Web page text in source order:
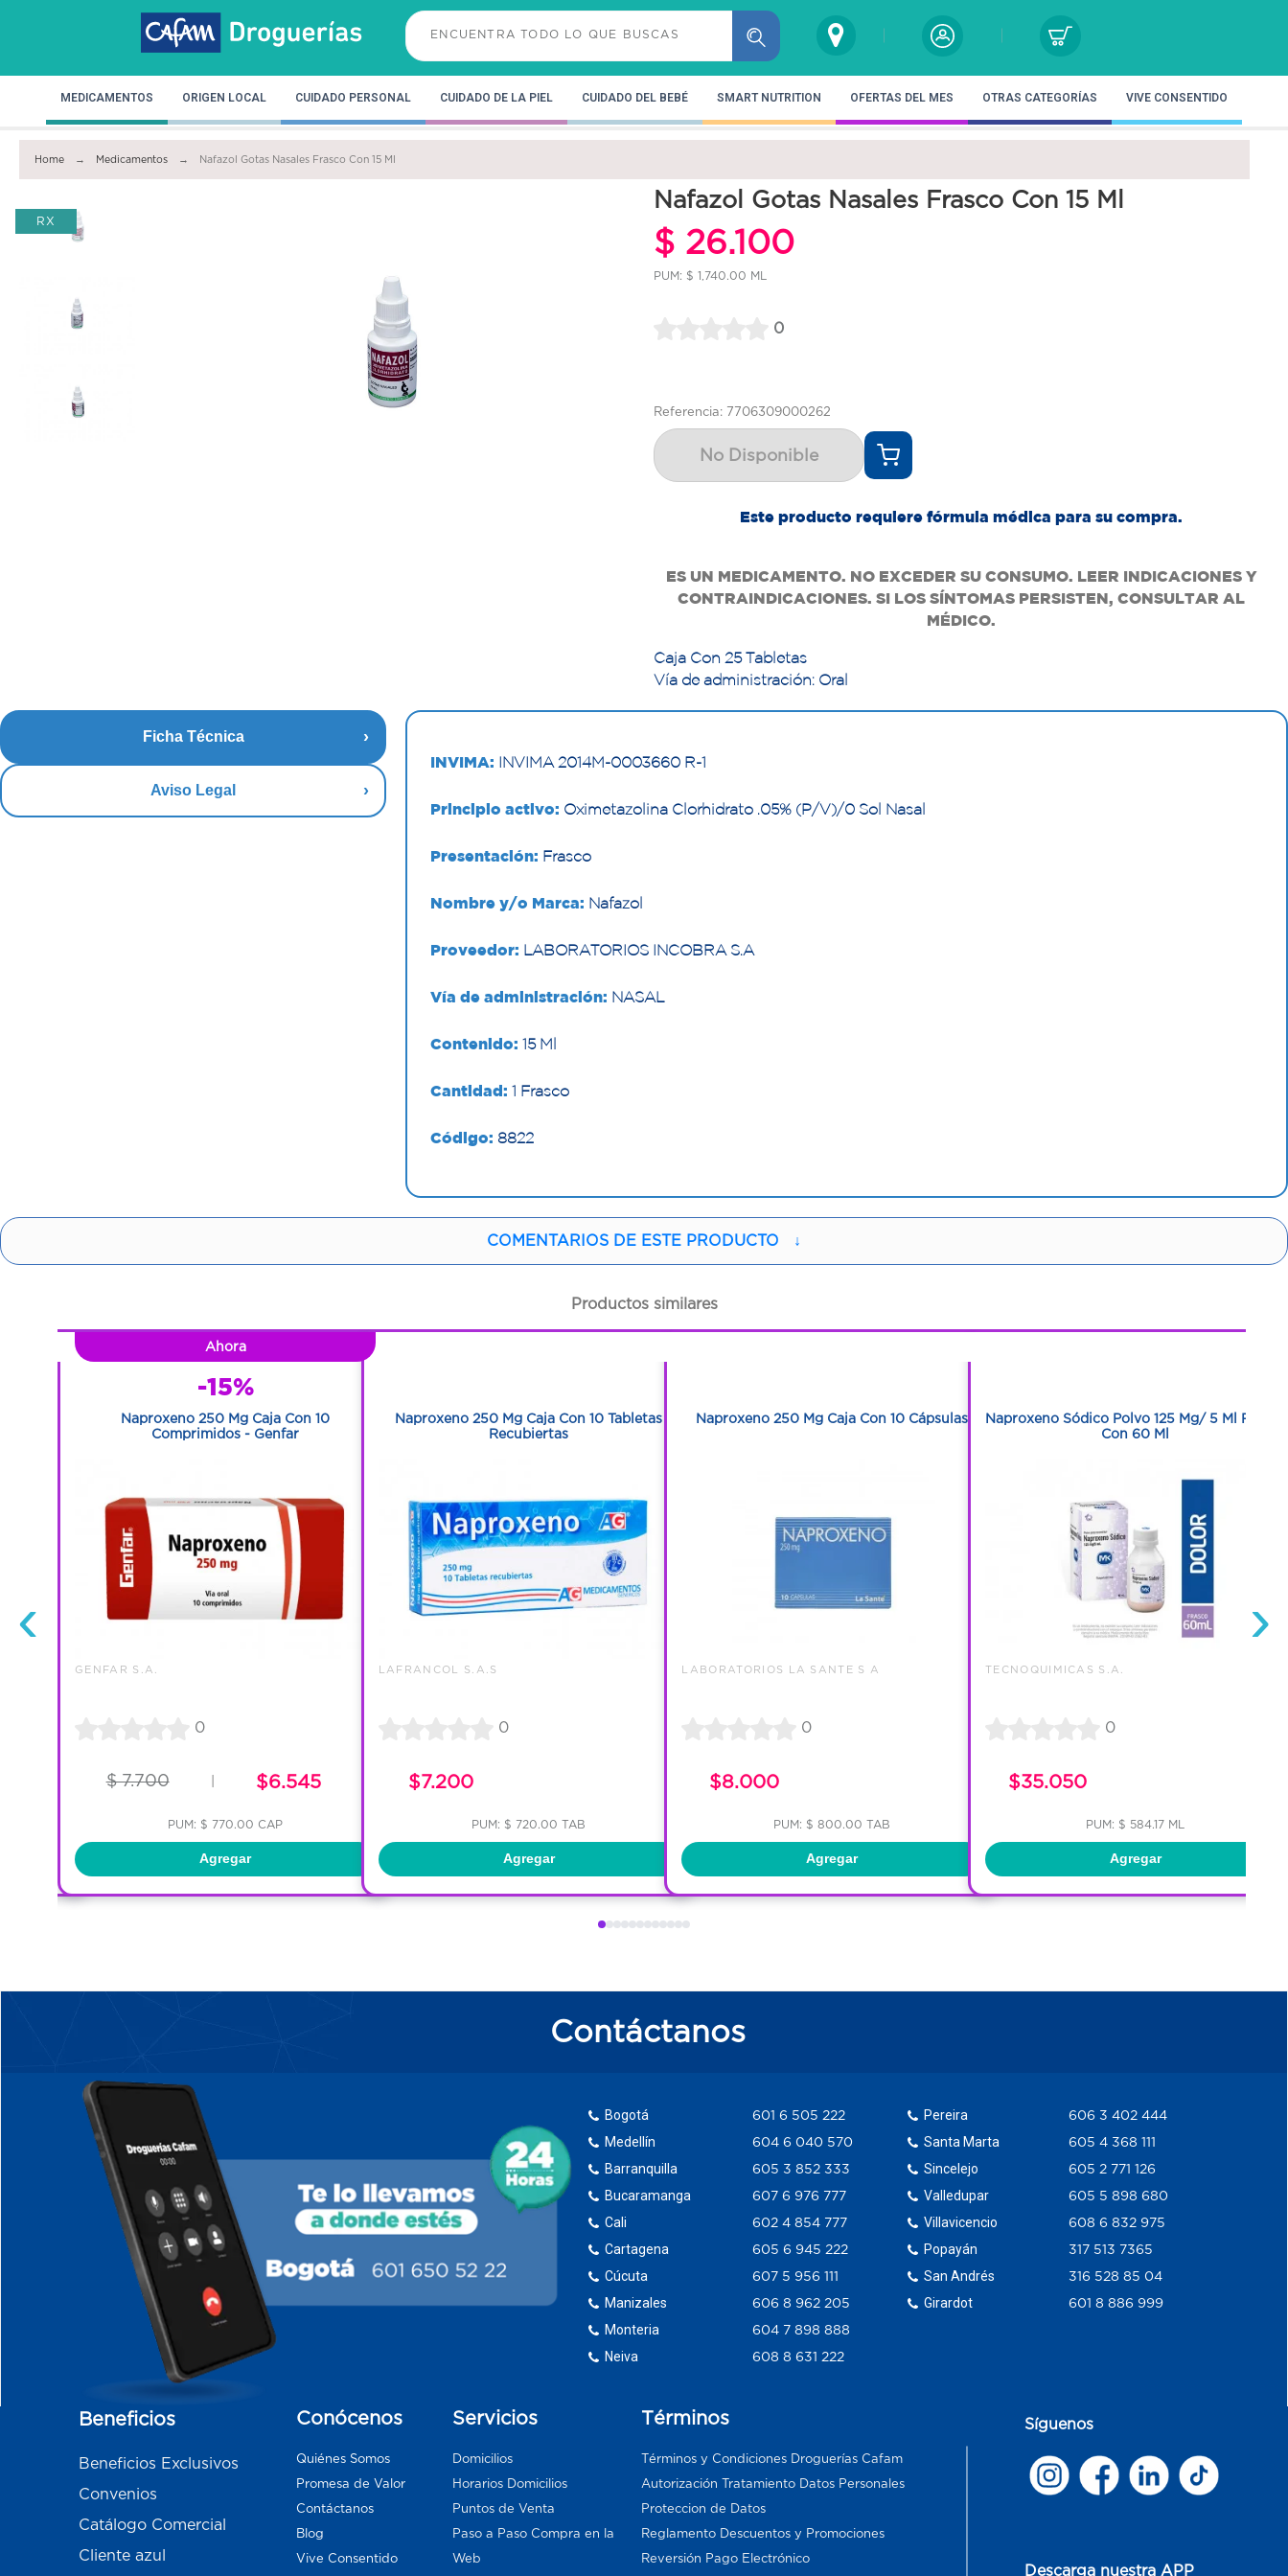
MEDICAMENTOS ORIGEN LOCAL CUIDADO PERSONAL CUIDADO DE LA PIEL CUIDADO DEL BEBÉ SMART NUTRITION OFERTAS DEL MES OTRAS CATEGORÍAS VIVE CONSENTIDO
Home Medicamentos Nafazol Gotas Nasales Frasco Con 15 Ml
RX
Nafazol Gotas Nasales Frasco Con 15 Ml
$ 26.100
PUM: $ 1,740.00 ML
0
Referencia: 7706309000262
No Disponible
Este producto requiere fórmula médica para su compra.
ES UN MEDICAMENTO. NO EXCEDER SU CONSUMO. LEER INDICACIONES Y
CONTRAINDICACIONES. SI LOS SÍNTOMAS PERSISTEN, CONSULTAR AL
MÉDICO.
Caja Con 25 Tabletas
Vía de administración: Oral
Ficha Técnica
Aviso Legal
INVIMA: INVIMA 2014M-0003660 R-1
Principio activo: Oximetazolina Clorhidrato .05% (P/V)/0 Sol Nasal
Presentación: Frasco
Nombre y/o Marca: Nafazol
Proveedor: LABORATORIOS INCOBRA S.A
Vía de administración: NASAL
Contenido: 15 Ml
Cantidad: 1 Frasco
Código: 8822
COMENTARIOS DE ESTE PRODUCTO ↓
Productos similares
‹
Ahora
-15%
Naproxeno 250 Mg Caja Con 10
Comprimidos - Genfar
GENFAR S.A.
0
$ 7.700 $6.545
PUM: $ 770.00 CAP
Agregar
Naproxeno 250 Mg Caja Con 10 Tabletas
Recubiertas
LAFRANCOL S.A.S
0
$7.200
PUM: $ 720.00 TAB
Agregar
Naproxeno 250 Mg Caja Con 10 Cápsulas
LABORATORIOS LA SANTE S A
0
$8.000
PUM: $ 800.00 TAB
Agregar
Naproxeno Sódico Polvo 125 Mg/ 5 Ml Frasco
Con 60 Ml
TECNOQUIMICAS S.A.
0
$35.050
PUM: $ 584.17 ML
Agregar
›
Contáctanos
Bogotá
Medellín
Barranquilla
Bucaramanga
Cali
Cartagena
Cúcuta
Manizales
Monteria
Neiva
601 6 505 222
604 6 040 570
605 3 852 333
607 6 976 777
602 4 854 777
605 6 945 222
607 5 956 111
606 8 962 205
604 7 898 888
608 8 631 222
Pereira
Santa Marta
Sincelejo
Valledupar
Villavicencio
Popayán
San Andrés
Girardot
606 3 402 444
605 4 368 111
605 2 771 126
605 5 898 680
608 6 832 975
317 513 7365
316 528 85 04
601 8 886 999
Beneficios
Beneficios Exclusivos
Convenios
Catálogo Comercial
Cliente azul
Conócenos
Quiénes Somos
Promesa de Valor
Contáctanos
Blog
Vive Consentido
Servicios
Domicilios
Horarios Domicilios
Puntos de Venta
Paso a Paso Compra en la
Web
Términos
Términos y Condiciones Droguerías Cafam
Autorización Tratamiento Datos Personales
Proteccion de Datos
Reglamento Descuentos y Promociones
Reversión Pago Electrónico
Síguenos
Descarga nuestra APP